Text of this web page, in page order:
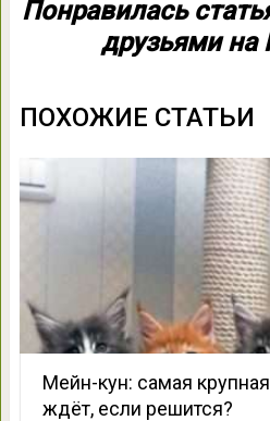
Понравилась
друзьями на
ПОХОЖИЕ СТАТЬИ
Мейн-кун: самая
ждёт, если решится?